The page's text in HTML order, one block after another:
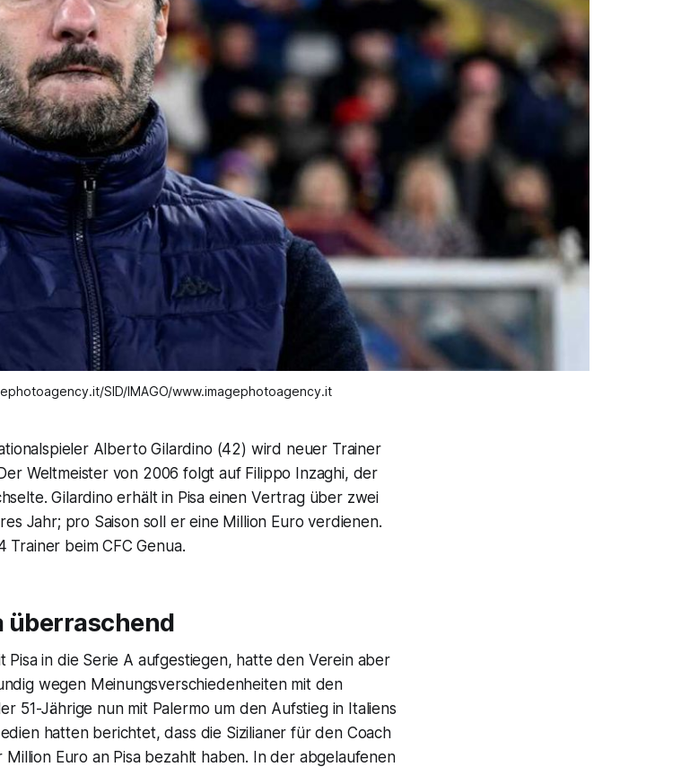
SID/IMAGO/www.imagephotoagency.it
Alberto Gilardino (42) wird neuer Trainer
Weltmeister von 2006 folgt auf Filippo Inzaghi, der
Gilardino erhält in Pisa einen Vertrag über zwei
Jahr; pro Saison soll er eine Million Euro verdienen.
beim CFC Genua.
überraschend
Pisa in die Serie A aufgestiegen, hatte den Verein aber
wegen Meinungsverschiedenheiten mit den
51-Jährige nun mit Palermo um den Aufstieg in Italiens
hatten berichtet, dass die Sizilianer für den Coach
Euro an Pisa bezahlt haben. In der abgelaufenen